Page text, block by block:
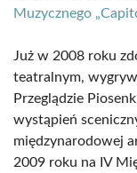
Muzycznego
Już w 2008 roku
teatralnym,
Przeglądzie
wystąpień
międzynarodowej
2009 roku na IV